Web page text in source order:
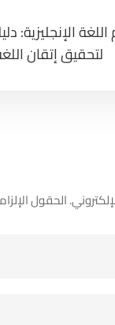
الإنجليزية:
لتحقيق إتقان
الحقول